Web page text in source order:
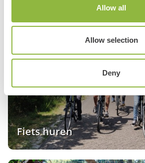
Allow all
Allow selection
Deny
Fiets huren